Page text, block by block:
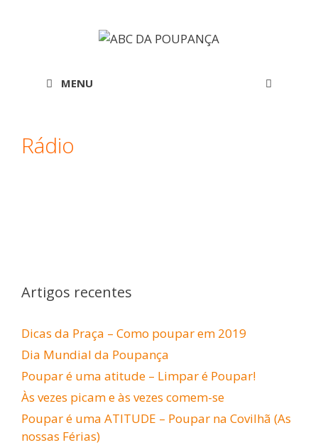
MENU
Rádio
Artigos recentes
Dicas da Praça – Como poupar em 2019
Dia Mundial da Poupança
Poupar é uma atitude – Limpar é Poupar!
Às vezes picam e às vezes comem-se
Poupar é uma ATITUDE – Poupar na Covilhã (As
nossas Férias)